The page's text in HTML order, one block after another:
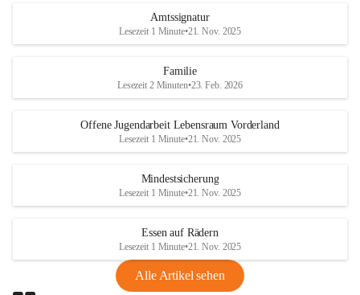
Amtssignatur
Lesezeit 1 Minute•21. Nov. 2025
Familie
Lesezeit 2 Minuten•23. Feb. 2026
Offene Jugendarbeit Lebensraum Vorderland
Lesezeit 1 Minute•21. Nov. 2025
Mindestsicherung
Lesezeit 1 Minute•21. Nov. 2025
Essen auf Rädern
Lesezeit 1 Minute•21. Nov. 2025
Alle Artikel sehen